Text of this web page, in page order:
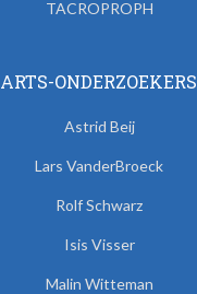
TACROPROPH
ARTS-ONDERZOEKERS
Astrid Beij
Lars VanderBroeck
Rolf Schwarz
Isis Visser
Malin Witteman